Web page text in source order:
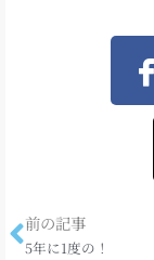
前の記事
5年に1度の！